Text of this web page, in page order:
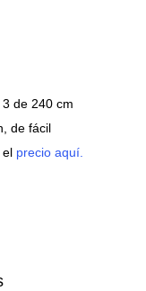
de 240 cm
de fácil
el precio aquí.